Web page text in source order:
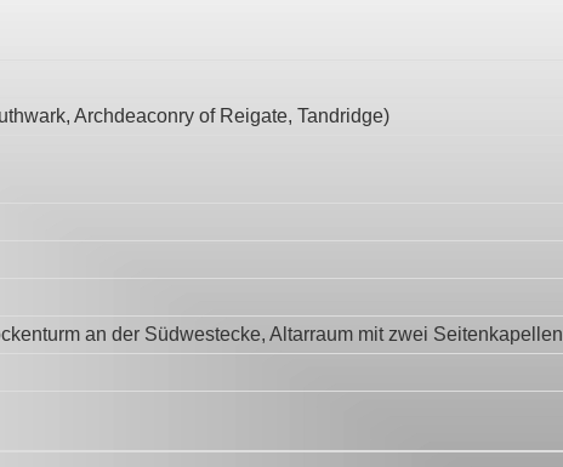
Archdeaconry of Reigate, Tandridge)
an der Südwestecke, Altarraum mit zwei Seitenkapellen